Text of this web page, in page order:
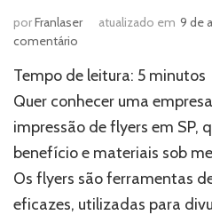
porFranlaser atualizado em 9 de
comentário
de
flyers
SP:
Soluções
sob
medida
Tempo de leitura: 5 minutos
Quer conhecer uma
impressão de flyers em SP,
benefício e materiais sob
Os flyers são ferramentas
eficazes, utilizadas para